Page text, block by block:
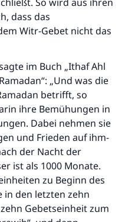
dass das
Witr-Gebet nicht das
im Buch „Ithaf Ahl
„Und was die
betrifft, so
ihre Bemühungen in
Dabei nehmen sie
und Frieden auf ihm-
der Nacht der
ist als 1000 Monate.
zu Beginn des
in den letzten zehn
Gebetseinheit zum